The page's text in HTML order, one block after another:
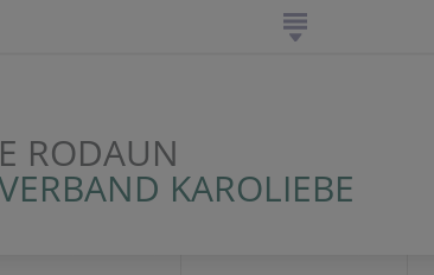
RODAUN
KAROLIEBE